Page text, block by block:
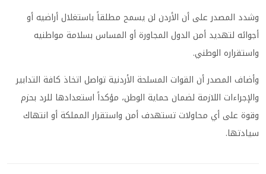
وشدد المصدر على أن الأردن لن يسمح مطلقاً باستغلال أراضيه أو
أجوائه لتهديد أمن الدول المجاورة أو المساس بسلامة مواطنيه
واستقراره الوطني.
وأضاف المصدر أن القوات المسلحة الأردنية تواصل اتخاذ كافة التدابير
والإجراءات اللازمة لضمان حماية الوطن، مؤكداً استعدادها للرد بحزم
وقوة على أي محاولات تستهدف أمن واستقرار المملكة أو انتهاك
سيادتها.